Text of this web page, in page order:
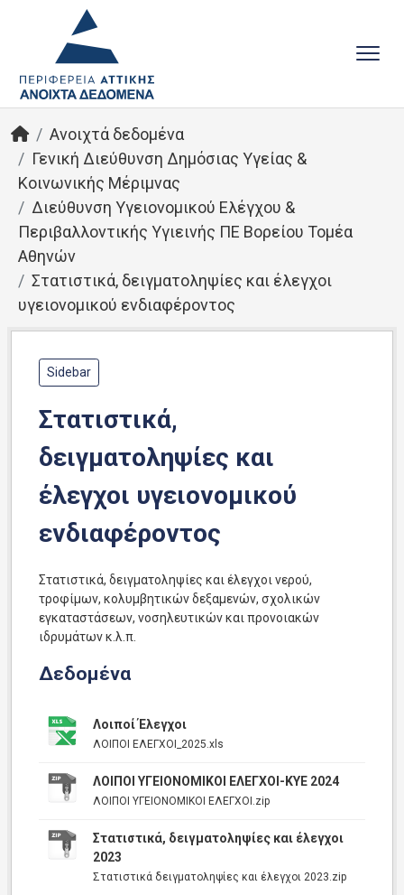
Ανοιχτά δεδομένα
Γενική Διεύθυνση Δημόσιας Υγείας &
Κοινωνικής Μέριμνας
Διεύθυνση Υγειονομικού Ελέγχου &
Περιβαλλοντικής Υγιεινής ΠΕ Βορείου Τομέα
Αθηνών
Στατιστικά, δειγματοληψίες και έλεγχοι
υγειονομικού ενδιαφέροντος
Sidebar
Στατιστικά,
δειγματοληψίες και
έλεγχοι υγειονομικού
ενδιαφέροντος
Στατιστικά, δειγματοληψίες και έλεγχοι νερού,
τροφίμων, κολυμβητικών δεξαμενών, σχολικών
εγκαταστάσεων, νοσηλευτικών και προνοιακών
ιδρυμάτων κ.λ.π.
Δεδομένα
Λοιποί Έλεγχοι
ΛΟΙΠΟΙ ΕΛΕΓΧΟΙ_2025.xls
ΛΟΙΠΟΙ ΥΓΕΙΟΝΟΜΙΚΟΙ ΕΛΕΓΧΟΙ-ΚΥΕ 2024
ΛΟΙΠΟΙ ΥΓΕΙΟΝΟΜΙΚΟΙ ΕΛΕΓΧΟΙ.zip
Στατιστικά, δειγματοληψίες και έλεγχοι
2023
Στατιστικά δειγματοληψίες και έλεγχοι 2023.zip